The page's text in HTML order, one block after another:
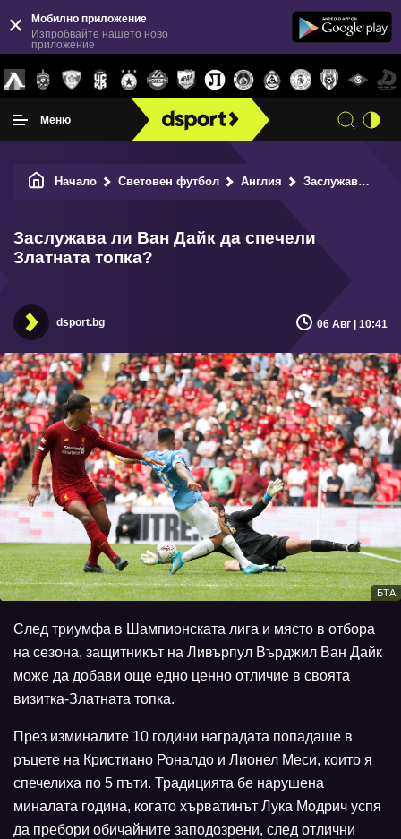
Мобилно приложение
Изпробвайте нашето ново
приложение
Меню
Начало Световен футбол Англия Заслужава ли Ван Дайк да спечели Златната топка?
Заслужава ли Ван Дайк да спечели
Златната топка?
dsport.bg 06 Авг | 10:41
БТА
След триумфа в Шампионската лига и място в отбора
на сезона, защитникът на Ливърпул Върджил Ван Дайк
може да добави още едно ценно отличие в своята
визитка-Златната топка.
През изминалите 10 години наградата попадаше в
ръцете на Кристиано Роналдо и Лионел Меси, които я
спечелиха по 5 пъти. Традицията бе нарушена
миналата година, когато хърватинът Лука Модрич успя
да пребори обичайните заподозрени, след отлични